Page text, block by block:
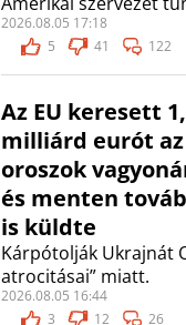
2026.08.05 17:18
5
41 122
Az EU keresett
milliárd eurót az
oroszok
és menten
is küldte
Kárpótolják Ukrajnát
atrocitásai” miatt.
2026.08.05 16:44
3
12 26